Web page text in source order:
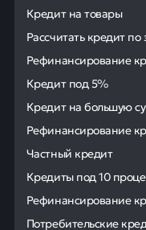
Кредит на товары
Рассчитать кредит по
Рефинансирование
Кредит под 5%
Кредит на большую
Рефинансирование
Частный кредит
Кредиты под 10
Рефинансирование
Потребительские